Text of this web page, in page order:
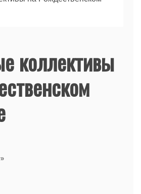
коллективы